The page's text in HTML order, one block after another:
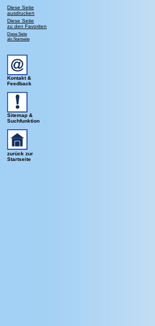
Diese Seite
ausdrucken
Diese Seite
zu den Favoriten
Diese Seite
als Startseite
Kontakt &
Feedback
Sitemap &
Suchfunktion
zurück zur
Startseite